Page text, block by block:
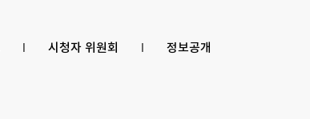
l 시청자 위원회 l 정보공개